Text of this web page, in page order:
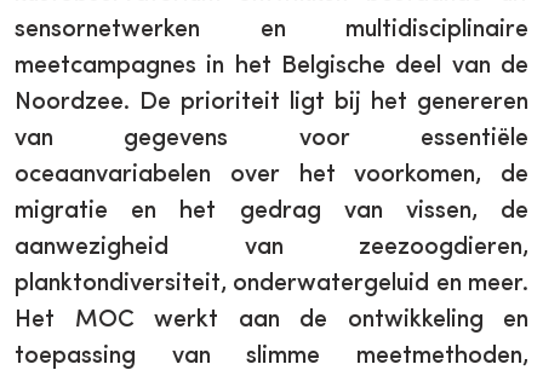
sensornetwerken en multidisciplinaire
meetcampagnes in het Belgische deel van de
Noordzee. De prioriteit ligt bij het genereren
van gegevens voor essentiële
oceaanvariabelen over het voorkomen, de
migratie en het gedrag van vissen, de
aanwezigheid van zeezoogdieren,
planktondiversiteit, onderwatergeluid en meer.
Het MOC werkt aan de ontwikkeling en
toepassing van slimme meetmethoden,